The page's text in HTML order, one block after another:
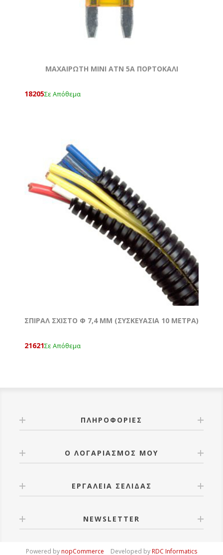
ΜΑΧΑΙΡΩΤΗ ΜΙΝΙ ATN 5Α ΠΟΡΤΟΚΑΛΙ
18205Σε Απόθεμα
ΣΠΙΡΑΛ ΣΧΙΣΤΟ Φ 7,4 MM (ΣΥΣΚΕΥΑΣΙΑ 10 ΜΕΤΡΑ)
21621Σε Απόθεμα
ΠΛΗΡΟΦΟΡΊΕΣ
Ο ΛΟΓΑΡΙΑΣΜΌΣ ΜΟΥ
ΕΡΓΑΛΕΊΑ ΣΕΛΊΔΑΣ
NEWSLETTER
Powered bynopCommerce Developed byRDC Informatics